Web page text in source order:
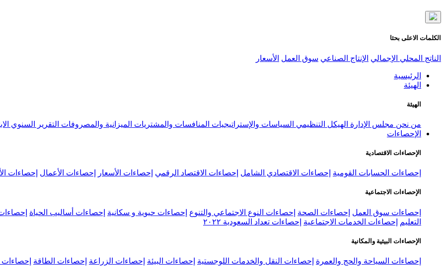
الكلمات الاعلى بحثا
الناتج المحلي الإجمالي الإنتاج الصناعي سوق العمل الأسعار
الرئيسية
الهيئة
الهيئة
من نحن مجلس الإدارة الهيكل التنظيمي السياسات والإستراتيجيات المنافسات والمشتريات الميزانية والمصروفات التقرير السنوي
الإحصاءات
الإحصاءات الاقتصادية
إحصاءات الحسابات القومية إحصاءات الاقتصادي الشامل إحصاءات الاقتصاد الرقمي إحصاءات الأسعار إحصاءات الأعمال إحصاءات
الإحصاءات الاجتماعية
إحصاءات سوق العمل إحصاءات الصحة إحصاءات النوع الاجتماعي والتنوع إحصاءات حيوية و سكانية إحصاءات أساليب الحياة
التعليم
إحصاءات الخدمات الاجتماعية إحصاءات تعداد السعودية ٢٠٢٢
الإحصاءات البيئية والمكانية
إحصاءات السياحة والحج والعمرة إحصاءات النقل والخدمات اللوجستية إحصاءات البيئة إحصاءات الزراعة إحصاءات الطاقة إحصاءات